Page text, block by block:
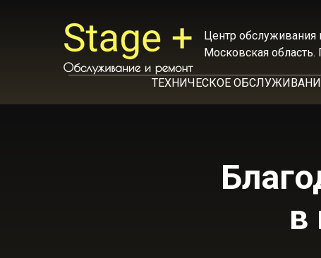
Центр
Московская область.
ТЕХНИЧЕСКОЕ
в